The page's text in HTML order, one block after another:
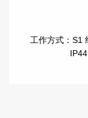
工作方式：S1